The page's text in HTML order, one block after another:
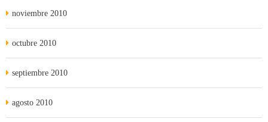
noviembre 2010
octubre 2010
septiembre 2010
agosto 2010